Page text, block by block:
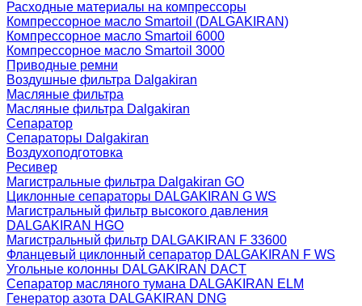
Расходные материалы на компрессоры
Компрессорное масло Smartoil (DALGAKIRAN)
Компрессорное масло Smartoil 6000
Компрессорное масло Smartoil 3000
Приводные ремни
Воздушные фильтра Dalgakiran
Масляные фильтра
Масляные фильтра Dalgakiran
Сепаратор
Сепараторы Dalgakiran
Воздухоподготовка
Ресивер
Магистральные фильтра Dalgakiran GO
Циклонные сепараторы DALGAKIRAN G WS
Магистральный фильтр высокого давления
DALGAKIRAN HGO
Магистральный фильтр DALGAKIRAN F 33600
Фланцевый циклонный сепаратор DALGAKIRAN F WS
Угольные колонны DALGAKIRAN DACT
Сепаратор масляного тумана DALGAKIRAN ELM
Генератор азота DALGAKIRAN DNG